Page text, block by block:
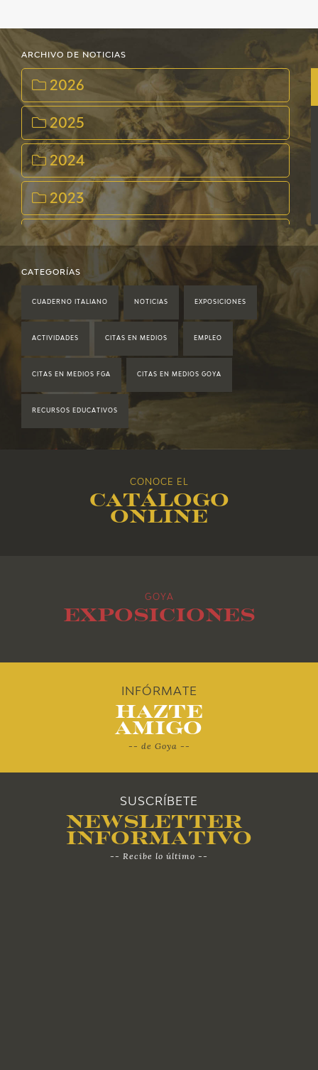
ARCHIVO DE NOTICIAS
2026
2025
2024
2023
2022
2021
2017
2012
CATEGORÍAS
CUADERNO ITALIANO NOTICIAS EXPOSICIONES
ACTIVIDADES CITAS EN MEDIOS EMPLEO
CITAS EN MEDIOS FGA CITAS EN MEDIOS GOYA
RECURSOS EDUCATIVOS
CONOCE EL
Catálogo
online
GOYA
Exposiciones
INFÓRMATE
Hazte
Amigo
-- de Goya --
SUSCRÍBETE
Newsletter
Informativo
-- Recibe lo último --